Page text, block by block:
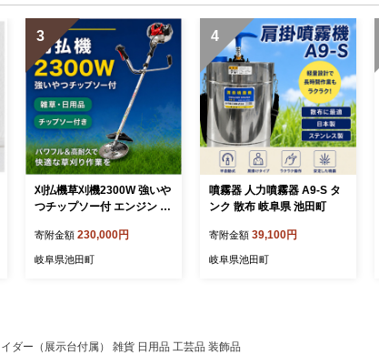
3
刈払機草刈機2300W 強いや
つチップソー付 エンジン 草
寄附金額 230,000円
岐阜県池田町
4
噴霧器 人力噴霧器 A9-S タ
ンク 散布 岐阜県 池田町
寄附金額 39,100円
岐阜県池田町
ダー（展示台付属） 雑貨 日用品 工芸品 装飾品